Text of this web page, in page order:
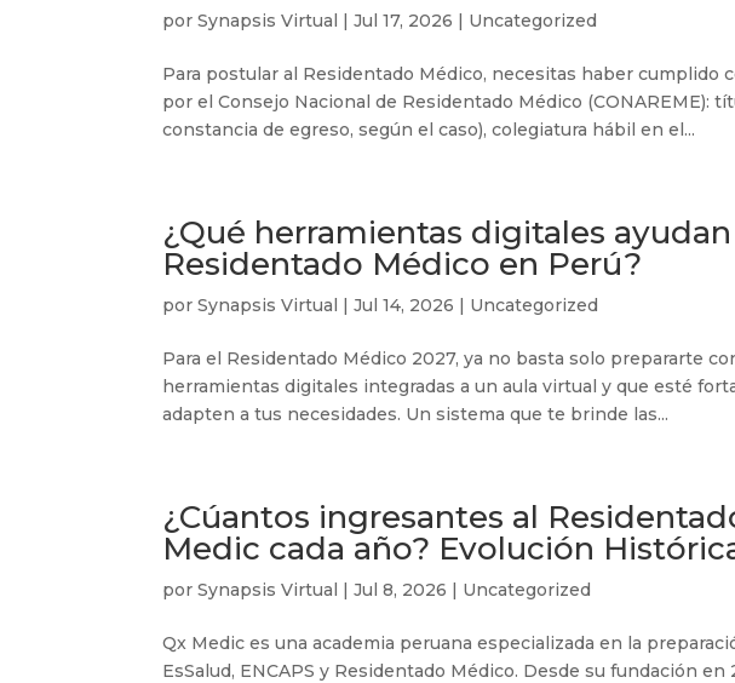
porSynapsis Virtual |Jul 17, 2026 | Uncategorized
Para postular al Residentado Médico, necesitas haber
por el Consejo Nacional de Residentado Médico (CONAREME):
constancia de egreso, según el caso), colegiatura hábil en el...
¿Qué herramientas digitales
Residentado Médico en Perú?
porSynapsis Virtual |Jul 14, 2026 | Uncategorized
Para el Residentado Médico 2027, ya no basta solo prepararte
herramientas digitales integradas a un aula virtual y que esté
adapten a tus necesidades. Un sistema que te brinde las...
¿Cúantos ingresantes al
Medic cada año? Evolución
porSynapsis Virtual |Jul 8, 2026 | Uncategorized
Qx Medic es una academia peruana especializada en la
EsSalud, ENCAPS y Residentado Médico. Desde su fundación